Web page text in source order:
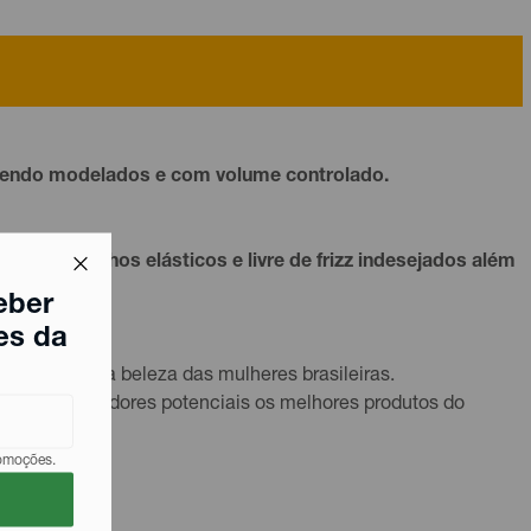
da
modelados e com volume controlado.
com cachos elásticos e livre de frizz indesejados além
naturais.
da beleza das mulheres brasileiras.
e consumidores potenciais os melhores produtos do